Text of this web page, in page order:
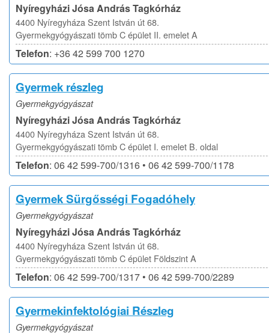
Nyíregyházi Jósa András Tagkórház
4400 Nyíregyháza Szent István út 68.
Gyermekgyógyászati tömb C épület II. emelet A
Telefon: +36 42 599 700 1270
Gyermek részleg
Gyermekgyógyászat
Nyíregyházi Jósa András Tagkórház
4400 Nyíregyháza Szent István út 68.
Gyermekgyógyászati tömb C épület I. emelet B. oldal
Telefon: 06 42 599-700/1316 • 06 42 599-700/1178
Gyermek Sürgősségi Fogadóhely
Gyermekgyógyászat
Nyíregyházi Jósa András Tagkórház
4400 Nyíregyháza Szent István út 68.
Gyermekgyógyászati tömb C épület Földszint A
Telefon: 06 42 599-700/1317 • 06 42 599-700/2289
Gyermekinfektológiai Részleg
Gyermekgyógyászat